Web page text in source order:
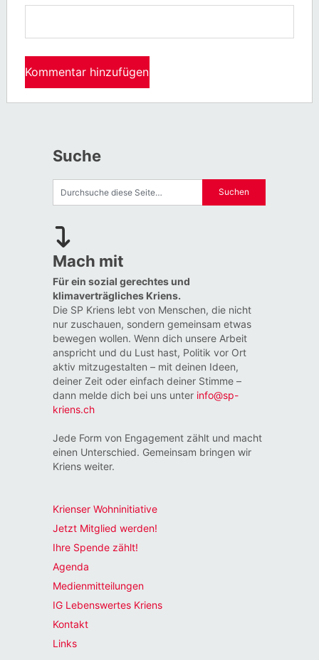
Suche
Mach mit
Für ein sozial gerechtes und
klimaverträgliches Kriens.
Die SP Kriens lebt von Menschen, die nicht
nur zuschauen, sondern gemeinsam etwas
bewegen wollen. Wenn dich unsere Arbeit
anspricht und du Lust hast, Politik vor Ort
aktiv mitzugestalten – mit deinen Ideen,
deiner Zeit oder einfach deiner Stimme –
dann melde dich bei uns unter info@sp-
kriens.ch
Jede Form von Engagement zählt und macht
einen Unterschied. Gemeinsam bringen wir
Kriens weiter.
Krienser Wohninitiative
Jetzt Mitglied werden!
Ihre Spende zählt!
Agenda
Medienmitteilungen
IG Lebenswertes Kriens
Kontakt
Links